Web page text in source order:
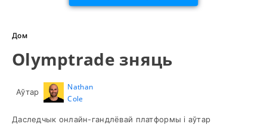
Дом
Olymptrade зняць
Аўтар
Nathan
Cole
Даследчык онлайн-гандлёвай платформы і аўтар